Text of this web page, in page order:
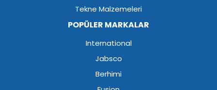
Tekne Malzemeleri
POPÜLER MARKALAR
International
Jabsco
Berhimi